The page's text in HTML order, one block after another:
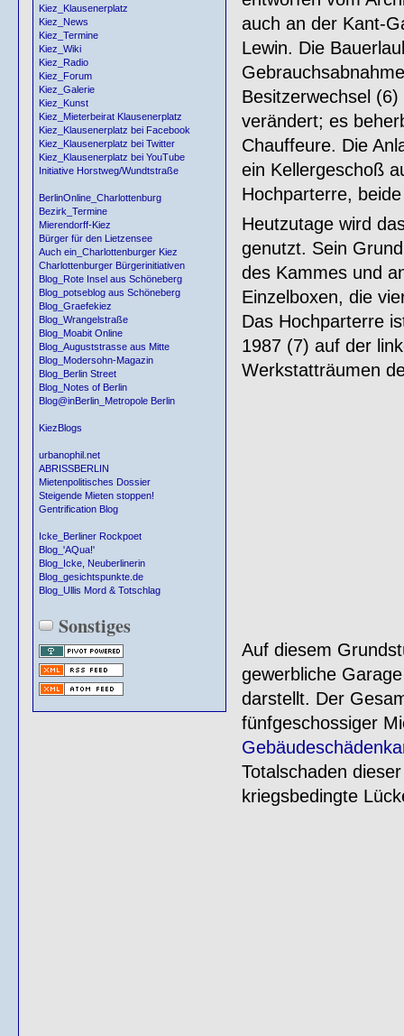
Kiez_Klausenerplatz
Kiez_News
Kiez_Termine
Kiez_Wiki
Kiez_Radio
Kiez_Forum
Kiez_Galerie
Kiez_Kunst
Kiez_Mieterbeirat Klausenerplatz
Kiez_Klausenerplatz bei Facebook
Kiez_Klausenerplatz bei Twitter
Kiez_Klausenerplatz bei YouTube
Initiative Horstweg/Wundtstraße
BerlinOnline_Charlottenburg
Bezirk_Termine
Mierendorff-Kiez
Bürger für den Lietzensee
Auch ein_Charlottenburger Kiez
Charlottenburger Bürgerinitiativen
Blog_Rote Insel aus Schöneberg
Blog_potseblog aus Schöneberg
Blog_Graefekiez
Blog_Wrangelstraße
Blog_Moabit Online
Blog_Auguststrasse aus Mitte
Blog_Modersohn-Magazin
Blog_Berlin Street
Blog_Notes of Berlin
Blog@inBerlin_Metropole Berlin
KiezBlogs
urbanophil.net
ABRISSBERLIN
Mietenpolitisches Dossier
Steigende Mieten stoppen!
Gentrification Blog
Icke_Berliner Rockpoet
Blog_'AQua!'
Blog_Icke, Neuberlinerin
Blog_gesichtspunkte.de
Blog_Ullis Mord & Totschlag
Sonstiges
auch an der Kant-
Lewin. Die
Besitzerwechsel
verändert; es
Chauffeure. Die
ein Kellergeschoß
Hochparterre,
Heutzutage wird
genutzt. Sein
des Kammes und
Einzelboxen, die
Das Hochparterre
1987 (7) auf der
Werkstatträumen
Auf diesem
gewerbliche
darstellt. Der
fünfgeschossiger
Totalschaden
kriegsbedingte